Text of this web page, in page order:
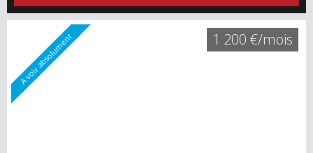
A voir absolument 1 200 €/mois